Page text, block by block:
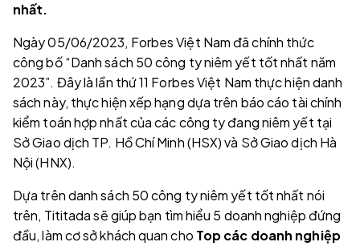
nhất.
Ngày 05/06/2023, Forbes Việt Nam đã chính thức
công bố “Danh sách 50 công ty niêm yết tốt nhất năm
2023”. Đây là lần thứ 11 Forbes Việt Nam thực hiện danh
sách này, thực hiện xếp hạng dựa trên báo cáo tài chính
kiểm toán hợp nhất của các công ty đang niêm yết tại
Sở Giao dịch TP. Hồ Chí Minh (HSX) và Sở Giao dịch Hà
Nội (HNX).
Dựa trên danh sách 50 công ty niêm yết tốt nhất nói
trên, Tititada sẽ giúp bạn tìm hiểu 5 doanh nghiệp đứng
đầu, làm cơ sở khách quan cho Top các doanh nghiệp